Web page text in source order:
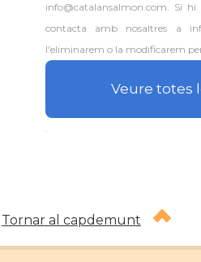
info@catalansalmon.com. Si
contacta amb nosaltres a
l'eliminarem o la modificarem
Veure totes
Tornar al capdemunt